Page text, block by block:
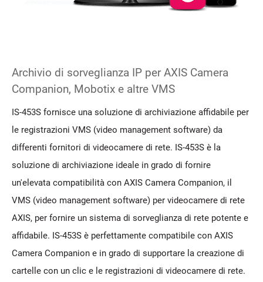
Archivio di sorveglianza IP per AXIS Camera
Companion, Mobotix e altre VMS
IS-453S fornisce una soluzione di archiviazione affidabile per
le registrazioni VMS (video management software) da
differenti fornitori di videocamere di rete. IS-453S è la
soluzione di archiviazione ideale in grado di fornire
un'elevata compatibilità con AXIS Camera Companion, il
VMS (video management software) per videocamere di rete
AXIS, per fornire un sistema di sorveglianza di rete potente e
affidabile. IS-453S è perfettamente compatibile con AXIS
Camera Companion e in grado di supportare la creazione di
cartelle con un clic e le registrazioni di videocamere di rete.